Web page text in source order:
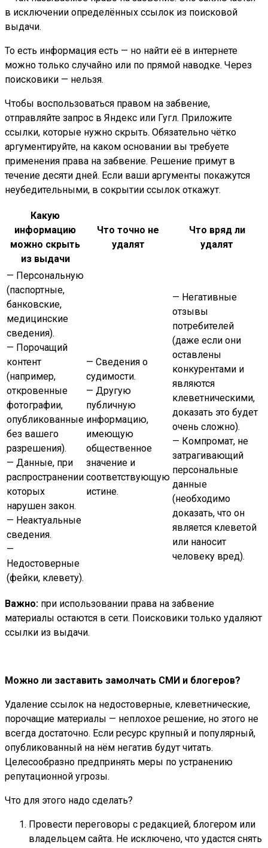
в исключении определённых ссылок из поисковой
выдачи.
То есть информация есть — но найти её в интернете
можно только случайно или по прямой наводке. Через
поисковики — нельзя.
Чтобы воспользоваться правом на забвение,
отправляйте запрос в Яндекс или Гугл. Приложите
ссылки, которые нужно скрыть. Обязательно чётко
аргументируйте, на каком основании вы требуете
применения права на забвение. Решение примут в
течение десяти дней. Если ваши аргументы покажутся
неубедительными, в сокрытии ссылок откажут.
Какую
информацию
можно скрыть
из выдачи
Что точно не
удалят
Что вряд ли
удалят
— Персональную
(паспортные,
банковские,
медицинские
сведения).
— Порочащий
контент
(например,
откровенные
фотографии,
опубликованные
без вашего
разрешения).
— Данные, при
распространении
которых
нарушен закон.
— Неактуальные
сведения.
—
Недостоверные
(фейки, клевету).
— Сведения о
судимости.
— Другую
публичную
информацию,
имеющую
общественное
значение и
соответствующую
истине.
— Негативные
отзывы
потребителей
(даже если они
оставлены
конкурентами и
являются
клеветническими,
доказать это будет
очень сложно).
— Компромат, не
затрагивающий
персональные
данные
(необходимо
доказать, что он
является клеветой
или наносит
человеку вред).
Важно: при использовании права на забвение
материалы остаются в сети. Поисковики только удаляют
ссылки из выдачи.
Можно ли заставить замолчать СМИ и блогеров?
Удаление ссылок на недостоверные, клеветнические,
порочащие материалы — неплохое решение, но этого не
всегда достаточно. Если ресурс крупный и популярный,
опубликованный на нём негатив будут читать.
Целесообразно предпринять меры по устранению
репутационной угрозы.
Что для этого надо сделать?
Провести переговоры с редакцией, блогером или
владельцем сайта. Не исключено, что удастся снять